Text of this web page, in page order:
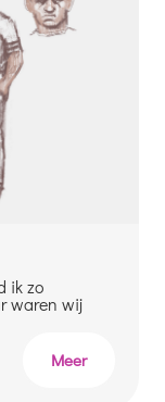
ik zo
waren wij
Meer